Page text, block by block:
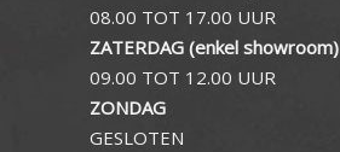
08.00 TOT 17.00 UUR
ZATERDAG (enkel showroom)
09.00 TOT 12.00 UUR
ZONDAG
GESLOTEN